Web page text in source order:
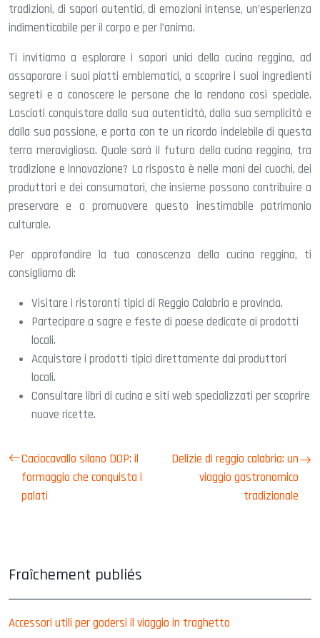
tradizioni, di sapori autentici, di emozioni intense, un’esperienza
indimenticabile per il corpo e per l’anima.
Ti invitiamo a esplorare i sapori unici della cucina reggina, ad
assaporare i suoi piatti emblematici, a scoprire i suoi ingredienti
segreti e a conoscere le persone che la rendono così speciale.
Lasciati conquistare dalla sua autenticità, dalla sua semplicità e
dalla sua passione, e porta con te un ricordo indelebile di questa
terra meravigliosa. Quale sarà il futuro della cucina reggina, tra
tradizione e innovazione? La risposta è nelle mani dei cuochi, dei
produttori e dei consumatori, che insieme possono contribuire a
preservare e a promuovere questo inestimabile patrimonio
culturale.
Per approfondire la tua conoscenza della cucina reggina, ti
consigliamo di:
Visitare i ristoranti tipici di Reggio Calabria e provincia.
Partecipare a sagre e feste di paese dedicate ai prodotti
locali.
Acquistare i prodotti tipici direttamente dai produttori
locali.
Consultare libri di cucina e siti web specializzati per scoprire
nuove ricette.
Caciocavallo silano DOP: il
formaggio che conquista i
palati
Delizie di reggio calabria: un
viaggio gastronomico
tradizionale
Fraîchement publiés
Accessori utili per godersi il viaggio in traghetto